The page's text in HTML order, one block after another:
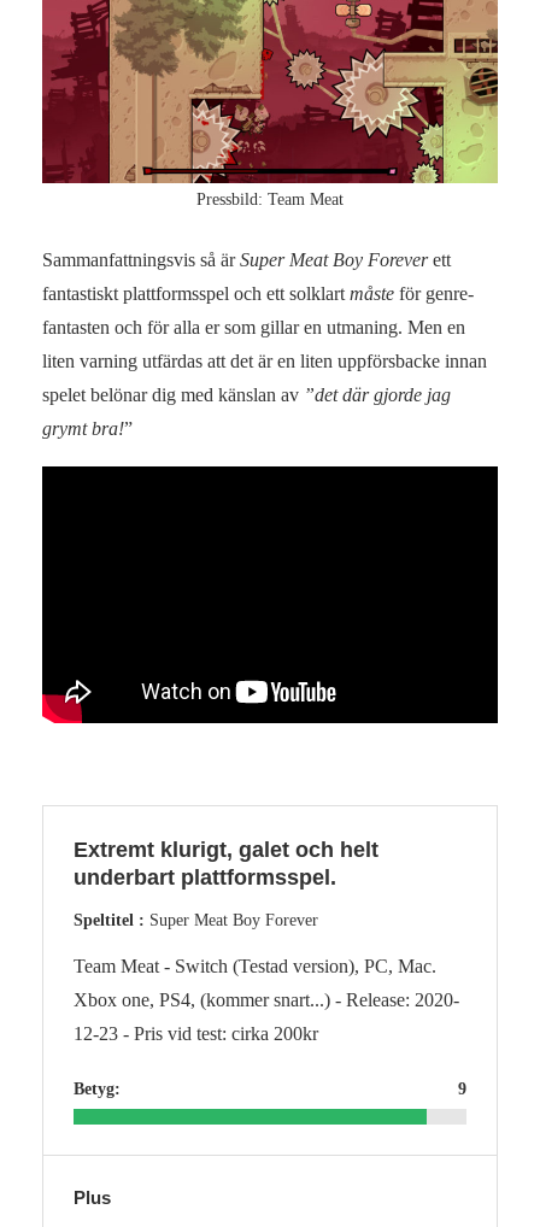
Pressbild: Team Meat
Sammanfattningsvis så ärSuper Meat Boy Foreverett
fantastiskt plattformsspel och ett solklart måste för genre-
fantasten och för alla er som gillar en utmaning. Men en
liten varning utfärdas att det är en liten uppförsbacke innan
spelet belönar dig med känslan av ”det där gjorde jag
grymt bra!”
Extremt klurigt, galet och helt
underbart plattformsspel.
Speltitel : Super Meat Boy Forever
Team Meat - Switch (Testad version), PC, Mac.
Xbox one, PS4, (kommer snart...) - Release: 2020-
12-23 - Pris vid test: cirka 200kr
Betyg: 9
Plus